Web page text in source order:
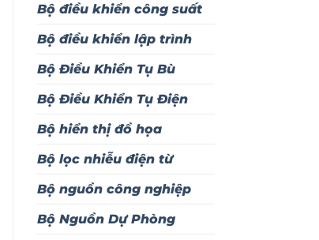
Bộ điều khiển công suất
Bộ điều khiển lập trình
Bộ Điều Khiển Tụ Bù
Bộ Điều Khiển Tụ Điện
Bộ hiển thị đồ họa
Bộ lọc nhiễu điện từ
Bộ nguồn công nghiệp
Bộ Nguồn Dự Phòng